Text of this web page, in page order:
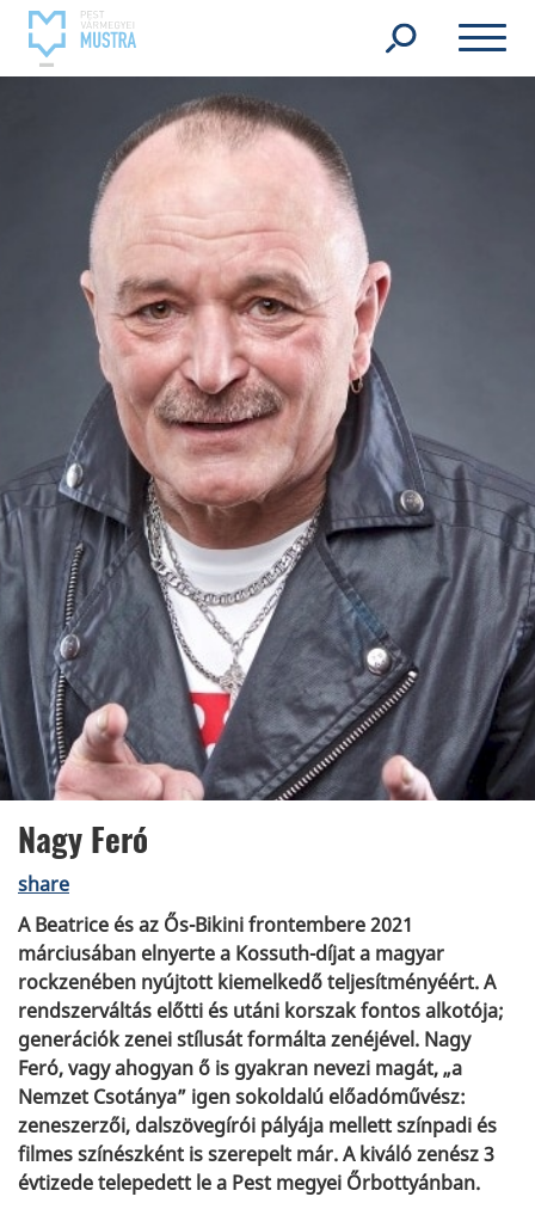
Nagy Feró
share
A Beatrice és az Ős-Bikini frontembere 2021
márciusában elnyerte a Kossuth-díjat a magyar
rockzenében nyújtott kiemelkedő teljesítményéért. A
rendszerváltás előtti és utáni korszak fontos alkotója;
generációk zenei stílusát formálta zenéjével. Nagy
Feró, vagy ahogyan ő is gyakran nevezi magát, „a
Nemzet Csotánya” igen sokoldalú előadóművész:
zeneszerzői, dalszövegírói pályája mellett színpadi és
filmes színészként is szerepelt már. A kiváló zenész 3
évtizede telepedett le a Pest megyei Őrbottyánban.